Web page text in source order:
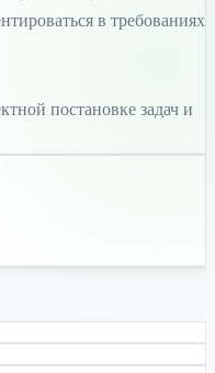
в требованиях
постановке задач и